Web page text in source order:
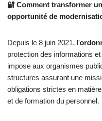
🔐 Comment transformer
opportunité de
Depuis le 8 juin 2021, l’
protection des informations
impose aux organismes
structures assurant une
obligations strictes en
et de formation du personnel.